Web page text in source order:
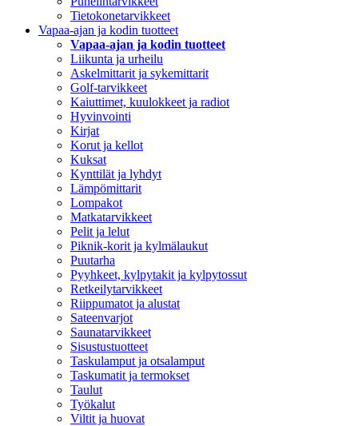
Tietokonetarvikkeet
Vapaa-ajan ja kodin tuotteet
Vapaa-ajan ja kodin tuotteet
Liikunta ja urheilu
Askelmittarit ja sykemittarit
Golf-tarvikkeet
Kaiuttimet, kuulokkeet ja radiot
Hyvinvointi
Kirjat
Korut ja kellot
Kuksat
Kynttilät ja lyhdyt
Lämpömittarit
Lompakot
Matkatarvikkeet
Pelit ja lelut
Piknik-korit ja kylmälaukut
Puutarha
Pyyhkeet, kylpytakit ja kylpytossut
Retkeilytarvikkeet
Riippumatot ja alustat
Sateenvarjot
Saunatarvikkeet
Sisustustuotteet
Taskulamput ja otsalamput
Taskumatit ja termokset
Taulut
Työkalut
Viltit ja huovat